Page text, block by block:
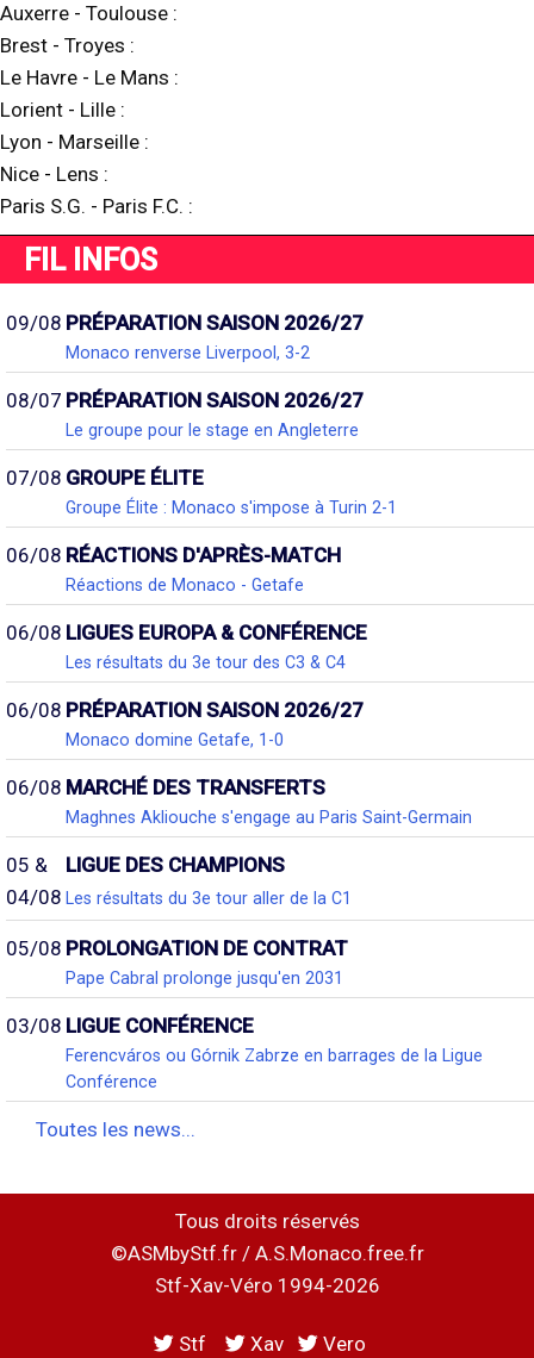
Auxerre - Toulouse :
Brest - Troyes :
Le Havre - Le Mans :
Lorient - Lille :
Lyon - Marseille :
Nice - Lens :
Paris S.G. - Paris F.C. :
FIL INFOS
09/08 PRÉPARATION SAISON 2026/27
Monaco renverse Liverpool, 3-2
08/07 PRÉPARATION SAISON 2026/27
Le groupe pour le stage en Angleterre
07/08 GROUPE ÉLITE
Groupe Élite : Monaco s'impose à Turin 2-1
06/08 RÉACTIONS D'APRÈS-MATCH
Réactions de Monaco - Getafe
06/08 LIGUES EUROPA & CONFÉRENCE
Les résultats du 3e tour des C3 & C4
06/08 PRÉPARATION SAISON 2026/27
Monaco domine Getafe, 1-0
06/08 MARCHÉ DES TRANSFERTS
Maghnes Akliouche s'engage au Paris Saint-Germain
05 &
04/08
LIGUE DES CHAMPIONS
Les résultats du 3e tour aller de la C1
05/08 PROLONGATION DE CONTRAT
Pape Cabral prolonge jusqu'en 2031
03/08 LIGUE CONFÉRENCE
Ferencváros ou Górnik Zabrze en barrages de la Ligue
Conférence
Toutes les news...
Tous droits réservés
©ASMbyStf.fr / A.S.Monaco.free.fr
Stf-Xav-Véro 1994-2026
Stf Xav Vero